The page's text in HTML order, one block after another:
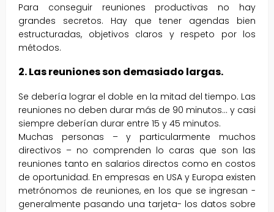
Para conseguir reuniones productivas no hay
grandes secretos. Hay que tener agendas bien
estructuradas, objetivos claros y respeto por los
métodos.
2. Las reuniones son demasiado largas.
Se debería lograr el doble en la mitad del tiempo. Las
reuniones no deben durar más de 90 minutos… y casi
siempre deberían durar entre 15 y 45 minutos.
Muchas personas – y particularmente muchos
directivos – no comprenden lo caras que son las
reuniones tanto en salarios directos como en costos
de oportunidad. En empresas en USA y Europa existen
metrónomos de reuniones, en los que se ingresan -
generalmente pasando una tarjeta- los datos sobre